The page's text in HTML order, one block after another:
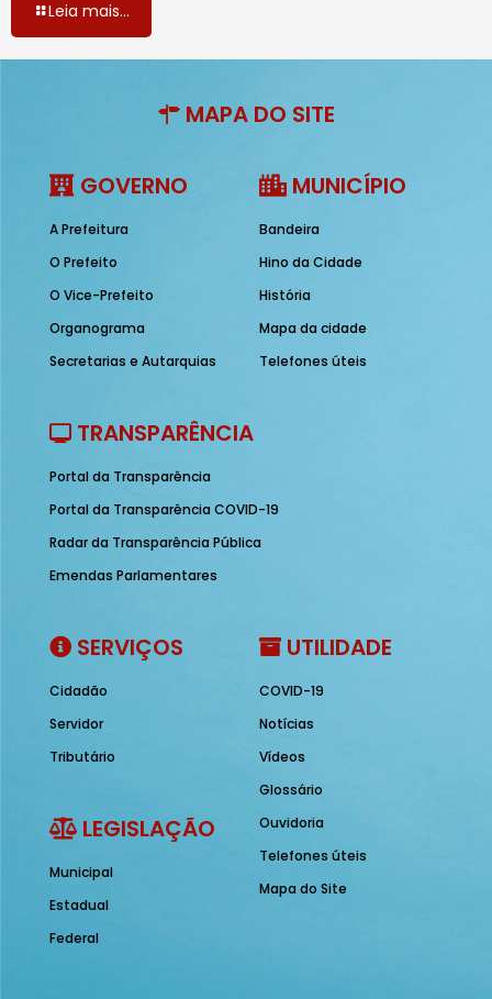
Leia mais...
MAPA DO SITE
GOVERNO
A Prefeitura
O Prefeito
O Vice-Prefeito
Organograma
Secretarias e Autarquias
MUNICÍPIO
Bandeira
Hino da Cidade
História
Mapa da cidade
Telefones úteis
TRANSPARÊNCIA
Portal da Transparência
Portal da Transparência COVID-19
Radar da Transparência Pública
Emendas Parlamentares
SERVIÇOS
Cidadão
Servidor
Tributário
LEGISLAÇÃO
Municipal
Estadual
Federal
UTILIDADE
COVID-19
Notícias
Vídeos
Glossário
Ouvidoria
Telefones úteis
Mapa do Site